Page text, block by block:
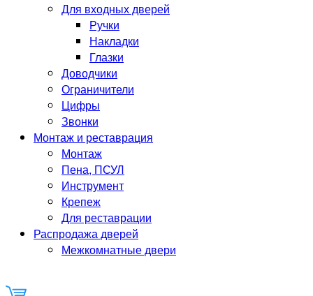
Для входных дверей
Ручки
Накладки
Глазки
Доводчики
Ограничители
Цифры
Звонки
Монтаж и реставрация
Монтаж
Пена, ПСУЛ
Инструмент
Крепеж
Для реставрации
Распродажа дверей
Межкомнатные двери